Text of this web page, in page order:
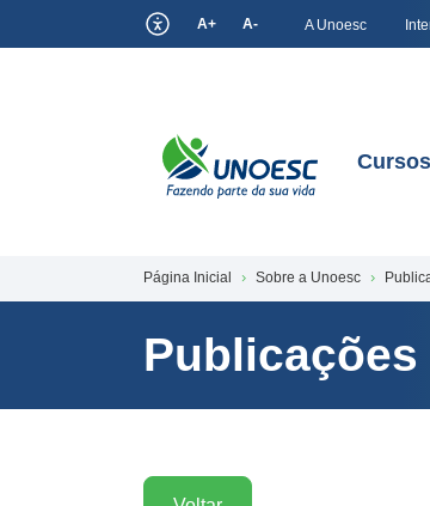
A+ A- A Unoesc
Cursos
Página Inicial Sobre a Unoesc
Publicações